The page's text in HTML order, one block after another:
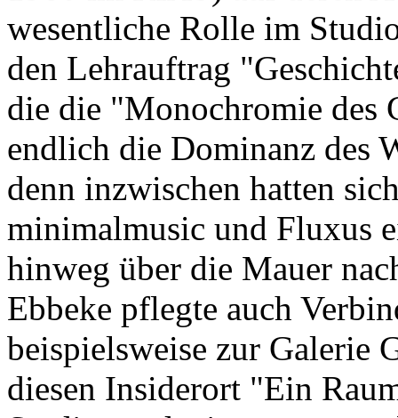
wesentliche Rolle im
den Lehrauftrag
die die "Monochromie des
endlich die Dominanz des
denn inzwischen hatten
minimalmusic und Fluxus
hinweg über die Mauer
Ebbeke pflegte auch
beispielsweise zur Galerie
diesen Insiderort "Ein